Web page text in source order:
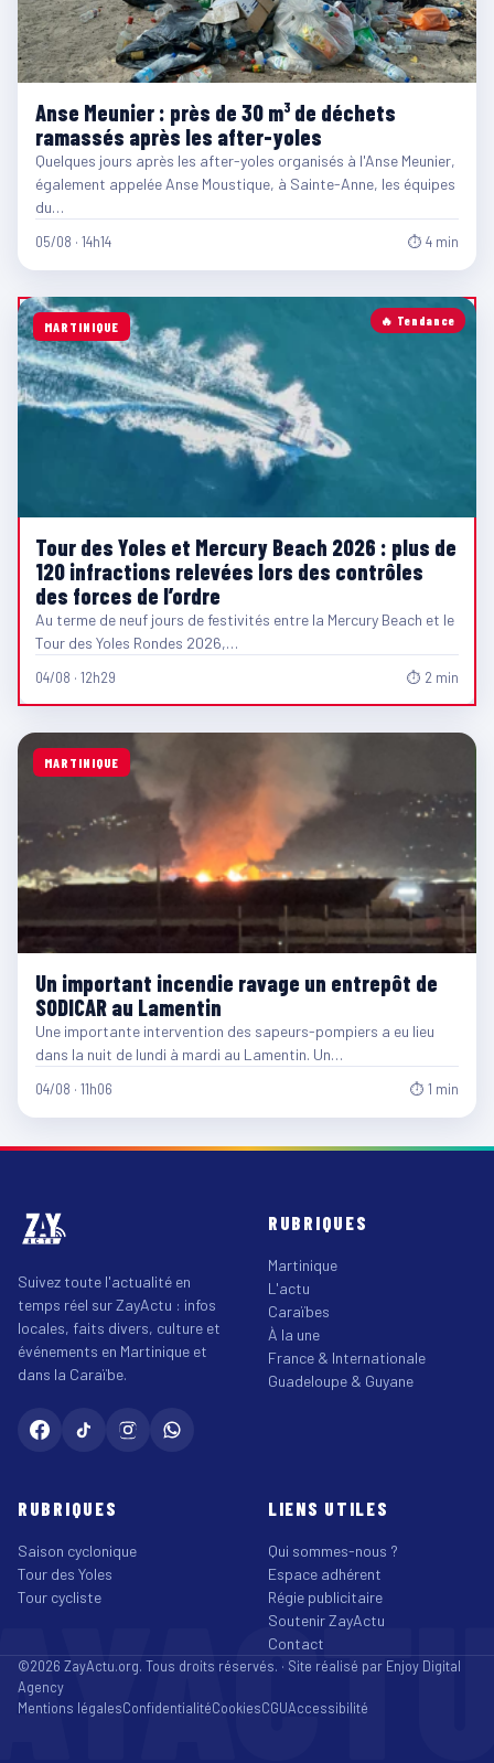
Anse Meunier : près de 30 m³ de déchets
ramassés après les after-yoles
Quelques jours après les after-yoles organisés à l'Anse Meunier,
également appelée Anse Moustique, à Sainte-Anne, les équipes
du…
05/08 · 14h14 ⏱ 4 min
🔥 Tendance
MARTINIQUE
Tour des Yoles et Mercury Beach 2026 : plus de
120 infractions relevées lors des contrôles
des forces de l’ordre
Au terme de neuf jours de festivités entre la Mercury Beach et le
Tour des Yoles Rondes 2026,…
04/08 · 12h29 ⏱ 2 min
MARTINIQUE
Un important incendie ravage un entrepôt de
SODICAR au Lamentin
Une importante intervention des sapeurs-pompiers a eu lieu
dans la nuit de lundi à mardi au Lamentin. Un…
04/08 · 11h06 ⏱ 1 min
Suivez toute l'actualité en
temps réel sur ZayActu : infos
locales, faits divers, culture et
événements en Martinique et
dans la Caraïbe.
RUBRIQUES
Martinique
L'actu
Caraïbes
À la une
France & Internationale
Guadeloupe & Guyane
RUBRIQUES
Saison cyclonique
Tour des Yoles
Tour cycliste
LIENS UTILES
Qui sommes-nous ?
Espace adhérent
Régie publicitaire
Soutenir ZayActu
Contact
©2026 ZayActu.org. Tous droits réservés. · Site réalisé par Enjoy Digital
Agency
Mentions légalesConfidentialitéCookiesCGUAccessibilité